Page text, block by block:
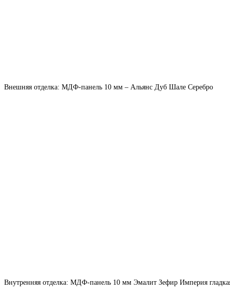
Внешняя отделка: МДФ-панель 10 мм – Альянс Дуб Шале Серебро
Внутренняя отделка: МДФ-панель 10 мм Эмалит Зефир Империя